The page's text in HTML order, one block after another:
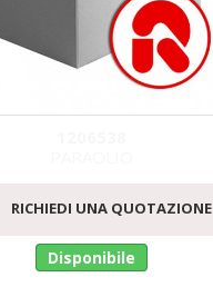
Anteprima
RICHIEDI UNA QUOTAZIONE
Disponibile